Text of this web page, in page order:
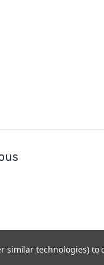
similar technologies)